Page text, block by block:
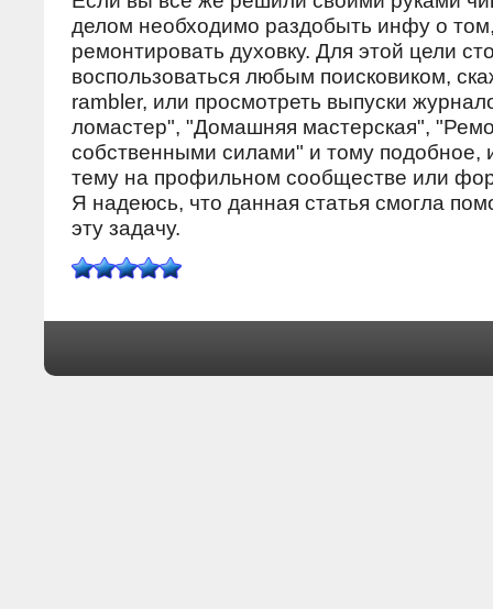
делом необходимо раздобыть инфу о
ремонтировать духовку. Для этой цели
воспользоваться любым поисковиком,
rambler, или просмотреть выпуски
ломастер", "Домашняя мастерская",
собственными силами" и тому подобное,
тему на профильном сообществе или
Я надеюсь, что данная статья смοгла
эту задачу.